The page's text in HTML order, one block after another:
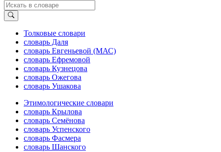
Толковые словари
словарь Даля
словарь Евгеньевой (МАС)
словарь Ефремовой
словарь Кузнецова
словарь Ожегова
словарь Ушакова
Этимологические словари
словарь Крылова
словарь Семёнова
словарь Успенского
словарь Фасмера
словарь Шанского